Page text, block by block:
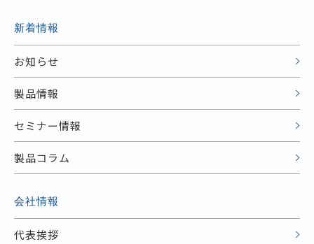
新着情報
お知らせ
製品情報
セミナー情報
製品コラム
会社情報
代表挨拶